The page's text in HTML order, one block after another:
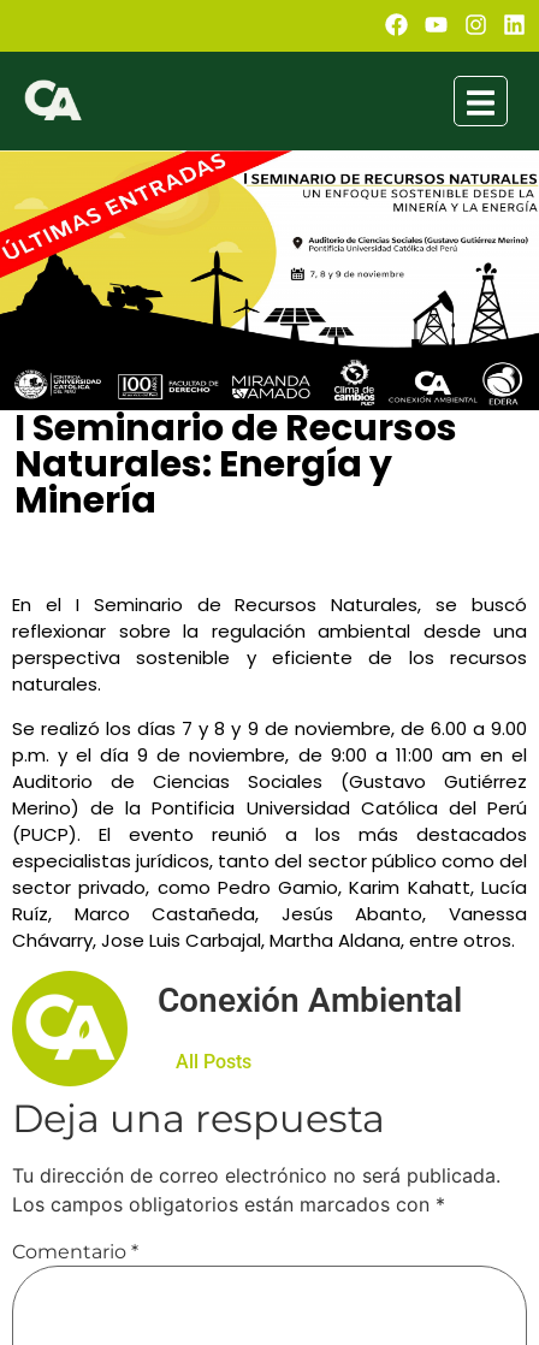
I Seminario de Recursos
Naturales: Energía y
Minería
En el I Seminario de Recursos Naturales, se buscó
reflexionar sobre la regulación ambiental desde una
perspectiva sostenible y eficiente de los recursos
naturales.
Se realizó los días 7 y 8 y 9 de noviembre, de 6.00 a 9.00
p.m. y el día 9 de noviembre, de 9:00 a 11:00 am en el
Auditorio de Ciencias Sociales (Gustavo Gutiérrez
Merino) de la Pontificia Universidad Católica del Perú
(PUCP). El evento reunió a los más destacados
especialistas jurídicos, tanto del sector público como del
sector privado, como Pedro Gamio, Karim Kahatt, Lucía
Ruíz, Marco Castañeda, Jesús Abanto, Vanessa
Chávarry, Jose Luis Carbajal, Martha Aldana, entre otros.
Conexión Ambiental
All Posts
Deja una respuesta
Tu dirección de correo electrónico no será publicada.
Los campos obligatorios están marcados con *
Comentario *